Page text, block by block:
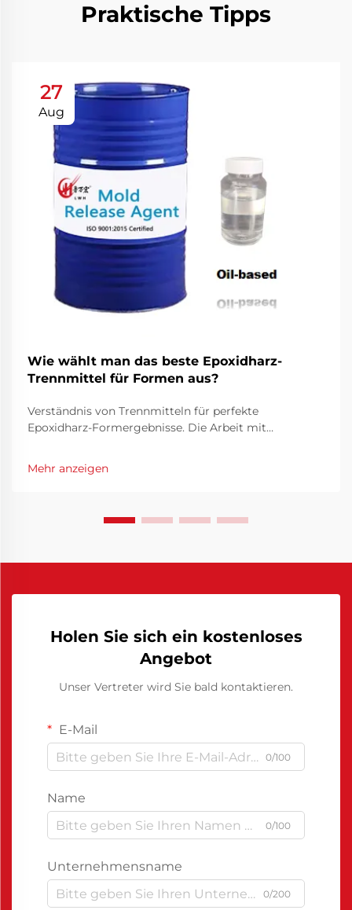
Praktische Tipps
27
Aug
Wie wählt man das beste Epoxidharz-
Trennmittel für Formen aus?
Verständnis von Trennmitteln für perfekte
Epoxidharz-Formergebnisse. Die Arbeit mit
Werkzeuge, um professionelle Ergebnisse zu erzielen.
Zu diesen wesentlichen Werkzeugen gehört ein
Mehr anzeigen
Holen Sie sich ein kostenloses
Angebot
Unser Vertreter wird Sie bald kontaktieren.
E-Mail
0/100
Name
0/100
Unternehmensname
0/200